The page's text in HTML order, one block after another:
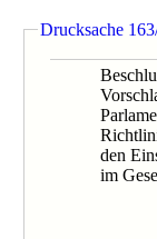
0163/1/18
Drucksache
den
im